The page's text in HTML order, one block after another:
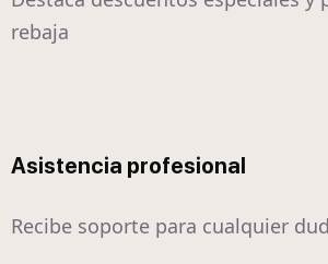
rebaja
Asistencia profesional
Recibe soporte para cualquier